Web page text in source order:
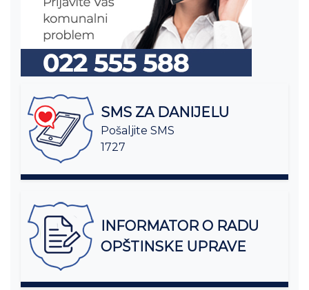
SMS ZA DANIJELU
Pošaljite SMS
1727
INFORMATOR O RADU
OPŠTINSKE UPRAVE